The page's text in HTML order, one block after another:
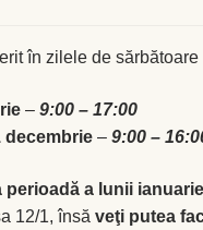
în zilele de
– 9:00 – 17:00
decembrie– 9:00 –
perioadă a lunii
12/1, însă veţi putea